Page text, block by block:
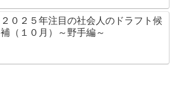
２０２５年注目の社会人のドラフト候
補（１０月）～野手編～